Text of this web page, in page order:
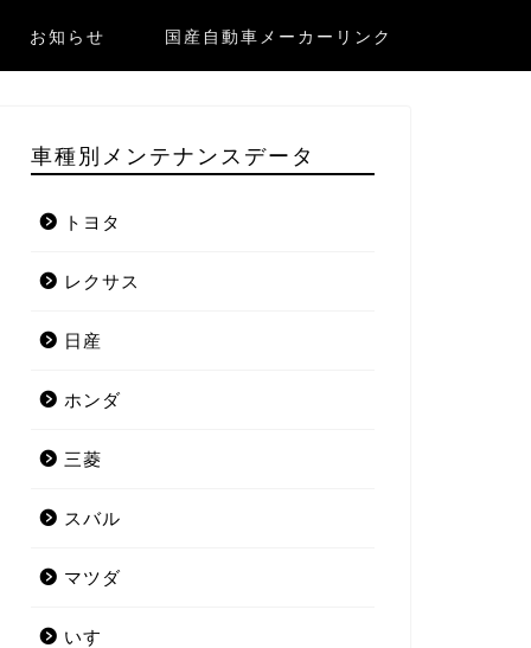
お知らせ 国産自動車メーカーリンク
車種別メンテナンスデータ
トヨタ
レクサス
日産
ホンダ
三菱
スバル
マツダ
いすゞ